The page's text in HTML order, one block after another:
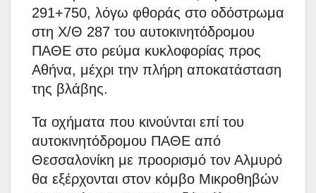
291+750, λόγω φθοράς στο οδόστρωμα
στη Χ/Θ 287 του αυτοκινητόδρομου
ΠΑΘΕ στο ρεύμα κυκλοφορίας προς
Αθήνα, μέχρι την πλήρη αποκατάσταση
της βλάβης.
Τα οχήματα που κινούνται επί του
αυτοκινητόδρομου ΠΑΘΕ από
Θεσσαλονίκη με προορισμό τον Αλμυρό
θα εξέρχονται στον κόμβο Μικροθηβών